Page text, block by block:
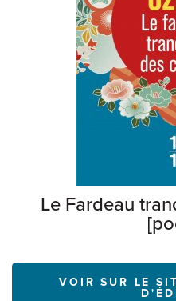
Le Fardeau
VOIR SUR LE